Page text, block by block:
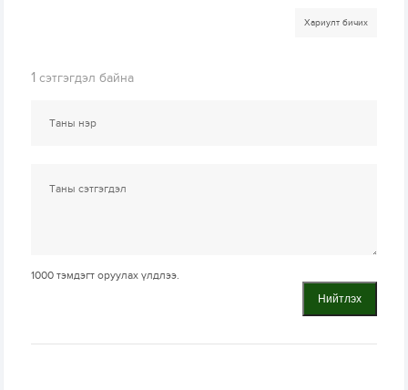
Хариулт бичих
1 сэтгэгдэл байна
1000 тэмдэгт оруулах үлдлээ.
Нийтлэх